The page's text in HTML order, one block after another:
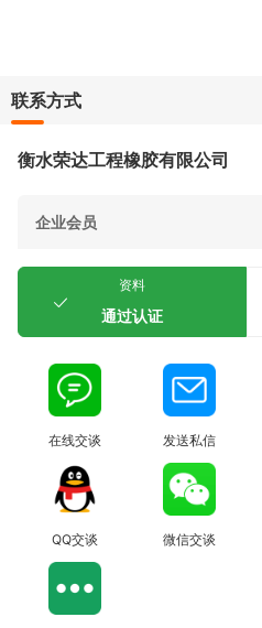
联系方式
衡水荣达工程橡胶有限公司
企业会员
资料
通过认证
在线交谈 发送私信
QQ交谈 微信交谈